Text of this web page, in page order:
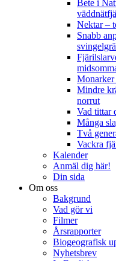
Bete i
Nektar –
Snabb
Monarker
Mindre
norrut
Vad tittar
Många
Två
Vackra
Kalender
Anmäl dig här!
Din sida
Om oss
Bakgrund
Vad gör vi
Filmer
Årsrapporter
Biogeografisk
Nyhetsbrev